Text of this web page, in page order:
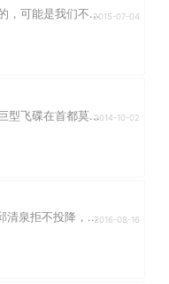
，可能是我们不...2015-07-04
型飞碟在首都莫...2014-10-02
清泉拒不投降，...2016-08-16